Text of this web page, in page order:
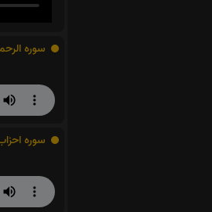
سوره
سوره